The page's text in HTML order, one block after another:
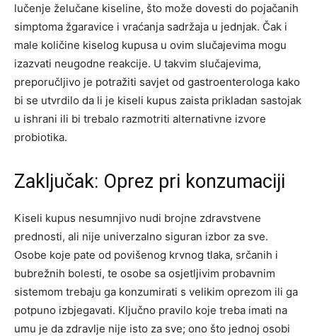
lučenje želučane kiseline, što može dovesti do pojačanih
simptoma žgaravice i vraćanja sadržaja u jednjak. Čak i
male količine kiselog kupusa u ovim slučajevima mogu
izazvati neugodne reakcije. U takvim slučajevima,
preporučljivo je potražiti savjet od gastroenterologa kako
bi se utvrdilo da li je kiseli kupus zaista prikladan sastojak
u ishrani ili bi trebalo razmotriti alternativne izvore
probiotika.
Zaključak: Oprez pri konzumaciji
Kiseli kupus nesumnjivo nudi brojne zdravstvene
prednosti, ali nije univerzalno siguran izbor za sve.
Osobe koje pate od povišenog krvnog tlaka, srčanih i
bubrežnih bolesti, te osobe sa osjetljivim probavnim
sistemom trebaju ga konzumirati s velikim oprezom ili ga
potpuno izbjegavati. Ključno pravilo koje treba imati na
umu je da zdravlje nije isto za sve; ono što jednoj osobi